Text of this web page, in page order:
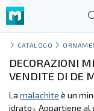
CATALOGO
DECORAZIONI
VENDITE DI DE
La malachite è un
idrato₂. Appartiene